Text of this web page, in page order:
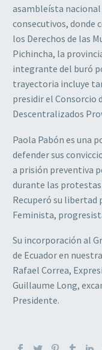
asambleísta
consecutivos, donde
los Derechos de las
Pichincha, la
integrante del buró
trayectoria incluye
presidir el Consorcio
Descentralizados
Paola Pabón es una
defender sus
a prisión preventiva
durante las protestas
Recuperó su libertad
Feminista,
Su incorporación al
de Ecuador en
Rafael Correa,
Guillaume Long,
Presidente.